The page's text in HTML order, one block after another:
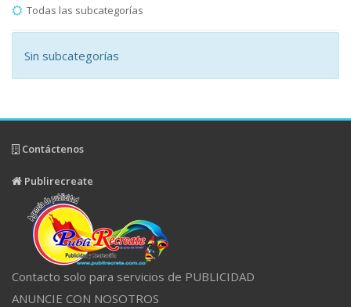
Todas las subcategorías
Sin subcategorías
Contáctenos
Publirecreate
Contacto solo para servicios de PUBLICIDAD
ANUNCIE CON NOSOTROS